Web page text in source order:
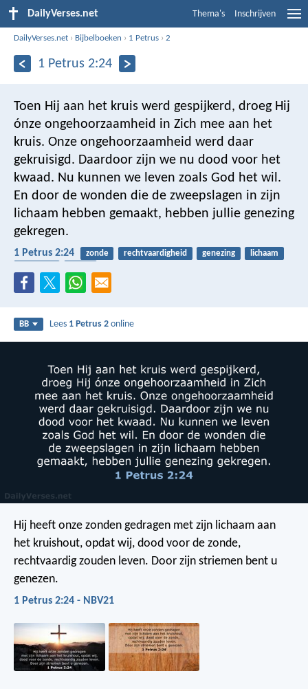
DailyVerses.net Thema's Inschrijven
DailyVerses.net › Bijbelboeken › 1 Petrus ›2
1 Petrus 2:24
Toen Hij aan het kruis werd gespijkerd, droeg Hij
ónze ongehoorzaamheid in Zich mee aan het
kruis. Onze ongehoorzaamheid werd daar
gekruisigd. Daardoor zijn we nu dood voor het
kwaad. Nu kunnen we leven zoals God het wil.
En door de wonden die de zweepslagen in zijn
lichaam hebben gemaakt, hebben jullie genezing
gekregen.
1 Petrus 2:24 zonde rechtvaardigheid genezing
lichaam
BB Lees 1 Petrus 2 online
Hij heeft onze zonden gedragen met zijn lichaam aan
het kruishout, opdat wij, dood voor de zonde,
rechtvaardig zouden leven. Door zijn striemen bent u
genezen.
1 Petrus 2:24 - NBV21